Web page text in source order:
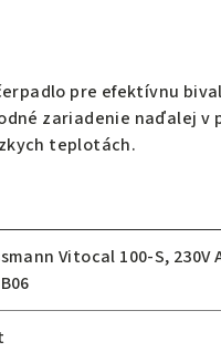
pre efektívnu
zariadenie naďalej v
teplotách.
Vitocal 100-S, 230V